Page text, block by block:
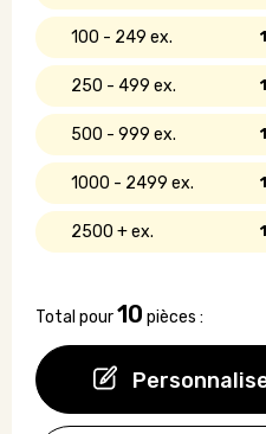
100 - 249
250 - 499
500 - 999
1000 - 2499
2500 +
Total pour10 pièces :